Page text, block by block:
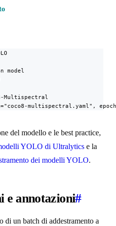
model
Multispectral
multispectral.yaml",
del modello e le best practice,
YOLO di Ultralytics e la
dei modelli YOLO.
e annotazioni#
di un batch di addestramento a